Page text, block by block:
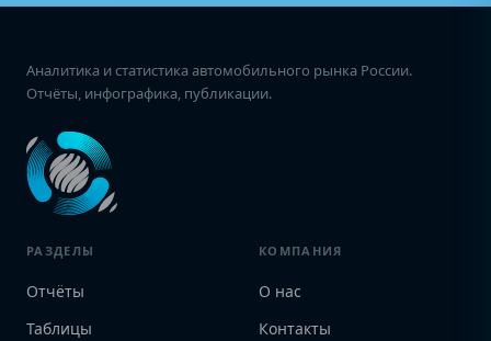
Аналитика и статистика автомобильного рынка России.
Отчёты, инфографика, публикации.
РАЗДЕЛЫ
Отчёты
Таблицы
КОМПАНИЯ
О нас
Контакты